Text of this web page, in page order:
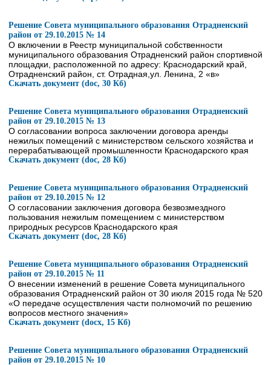
Решение Совета муниципального образования Отрадненский
район от 29.10.2015 № 14
О включении в Реестр муниципальной собственности
муниципального образования Отрадненский район спортивной
площадки, расположенной по адресу: Краснодарский край,
Отрадненский район, ст. Отрадная,ул. Ленина, 2 «в»
Скачать документ (doc, 30 Кб)
Решение Совета муниципального образования Отрадненский
район от 29.10.2015 № 13
О согласовании вопроса заключении договора аренды
нежилых помещений с министерством сельского хозяйства и
перерабатывающей промышленности Краснодарского края
Скачать документ (doc, 28 Кб)
Решение Совета муниципального образования Отрадненский
район от 29.10.2015 № 12
О согласовании заключения договора безвозмездного
пользования нежилым помещением с министерством
природных ресурсов Краснодарского края
Скачать документ (doc, 28 Кб)
Решение Совета муниципального образования Отрадненский
район от 29.10.2015 № 11
О внесении изменений в решение Совета муниципального
образования Отрадненский район от 30 июля 2015 года № 520
«О передаче осуществления части полномочий по решению
вопросов местного значения»
Скачать документ (docx, 15 Кб)
Решение Совета муниципального образования Отрадненский
район от 29.10.2015 № 10